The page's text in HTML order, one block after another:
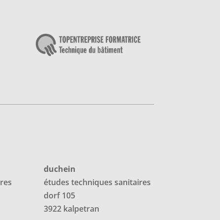
duchein
études techniquessanitaires
dorf 105
3922 kalpetran